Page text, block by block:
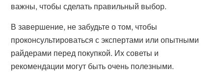
важны, чтобы сделать правильный выбор.
В завершение, не забудьте о том, чтобы
проконсультироваться с экспертами или опытными
райдерами перед покупкой. Их советы и
рекомендации могут быть очень полезными.